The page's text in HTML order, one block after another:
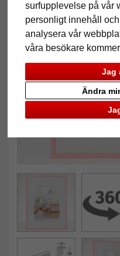
surfupplevelse på vår
personligt innehåll
analysera vår
våra besökare
Jag
Ändra